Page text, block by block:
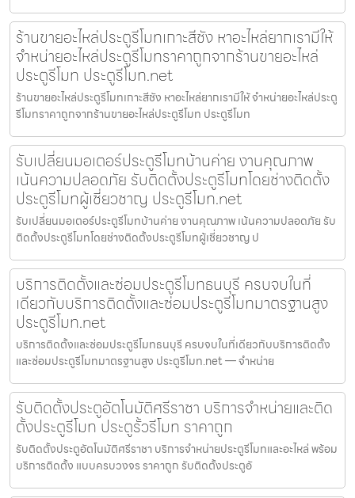
ร้านขายอะไหล่ประตูรีโมทเกาะสีชัง หาอะไหล่ยากเรามีให้
จำหน่ายอะไหล่ประตูรีโมทราคาถูกจากร้านขายอะไหล่
ประตูรีโมท ประตูรีโมท.net
ร้านขายอะไหล่ประตูรีโมทเกาะสีชัง หาอะไหล่ยากเรามีให้ จำหน่ายอะไหล่ประตู
รีโมทราคาถูกจากร้านขายอะไหล่ประตูรีโมท ประตูรีโมท
รับเปลี่ยนมอเตอร์ประตูรีโมทบ้านค่าย งานคุณภาพ
เน้นความปลอดภัย รับติดตั้งประตูรีโมทโดยช่างติดตั้ง
ประตูรีโมทผู้เชี่ยวชาญ ประตูรีโมท.net
รับเปลี่ยนมอเตอร์ประตูรีโมทบ้านค่าย งานคุณภาพ เน้นความปลอดภัย รับ
ติดตั้งประตูรีโมทโดยช่างติดตั้งประตูรีโมทผู้เชี่ยวชาญ ป
บริการติดตั้งและซ่อมประตูรีโมทธนบุรี ครบจบในที่
เดียวกับบริการติดตั้งและซ่อมประตูรีโมทมาตรฐานสูง
ประตูรีโมท.net
บริการติดตั้งและซ่อมประตูรีโมทธนบุรี ครบจบในที่เดียวกับบริการติดตั้ง
และซ่อมประตูรีโมทมาตรฐานสูง ประตูรีโมท.net — จำหน่าย
รับติดตั้งประตูอัตโนมัติศรีราชา บริการจำหน่ายและติด
ตั้งประตูรีโมท ประตูรั้วรีโมท ราคาถูก
รับติดตั้งประตูอัตโนมัติศรีราชา บริการจำหน่ายประตูรีโมทและอะไหล่ พร้อม
บริการติดตั้ง แบบครบวงจร ราคาถูก รับติดตั้งประตูอั